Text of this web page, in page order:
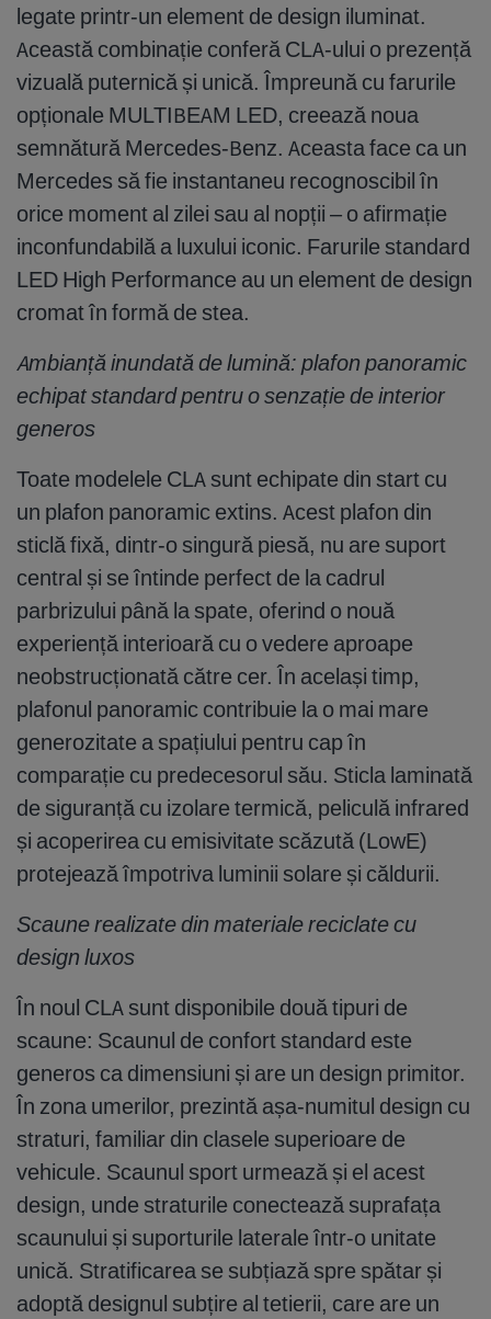
legate printr-un element de design iluminat.
Această combinație conferă CLA-ului o prezență
vizuală puternică și unică. Împreună cu farurile
opționale MULTIBEAM LED, creează noua
semnătură Mercedes-Benz. Aceasta face ca un
Mercedes să fie instantaneu recognoscibil în
orice moment al zilei sau al nopții – o afirmație
inconfundabilă a luxului iconic. Farurile standard
LED High Performance au un element de design
cromat în formă de stea.
Ambianță inundată de lumină: plafon panoramic
echipat standard pentru o senzație de interior
generos
Toate modelele CLA sunt echipate din start cu
un plafon panoramic extins. Acest plafon din
sticlă fixă, dintr-o singură piesă, nu are suport
central și se întinde perfect de la cadrul
parbrizului până la spate, oferind o nouă
experiență interioară cu o vedere aproape
neobstrucționată către cer. În același timp,
plafonul panoramic contribuie la o mai mare
generozitate a spațiului pentru cap în
comparație cu predecesorul său. Sticla laminată
de siguranță cu izolare termică, peliculă infrared
și acoperirea cu emisivitate scăzută (LowE)
protejează împotriva luminii solare și căldurii.
Scaune realizate din materiale reciclate cu
design luxos
În noul CLA sunt disponibile două tipuri de
scaune: Scaunul de confort standard este
generos ca dimensiuni și are un design primitor.
În zona umerilor, prezintă așa-numitul design cu
straturi, familiar din clasele superioare de
vehicule. Scaunul sport urmează și el acest
design, unde straturile conectează suprafața
scaunului și suporturile laterale într-o unitate
unică. Stratificarea se subțiază spre spătar și
adoptă designul subțire al tetierii, care are un